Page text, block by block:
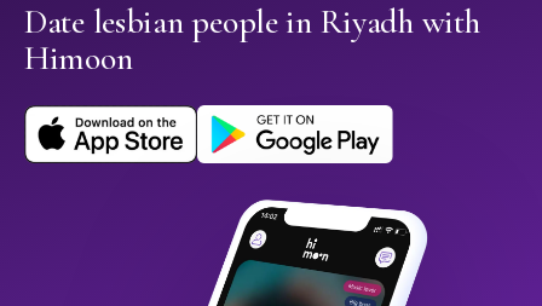
Date lesbian people in Riyadh with
Himoon